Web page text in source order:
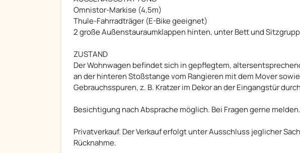
Omnistor-Markise (4,5m)
Thule-Fahrradträger (E-Bike geeignet)
2 große Außenstauraumklappen hinten, unter Bett und
ZUSTAND
Der Wohnwagen befindet sich in gepflegtem,
an der hinteren Stoßstange vom Rangieren mit dem Mover
Gebrauchsspuren, z. B. Kratzer im Dekor an der Eingangstür
Besichtigung nach Absprache möglich. Bei Fragen gerne melden.
Privatverkauf. Der Verkauf erfolgt unter Ausschluss jeglicher
Rücknahme.